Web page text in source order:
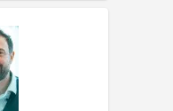
un régime lié à
de...